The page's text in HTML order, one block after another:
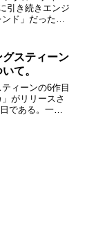
引き続きエンジ
ド」だったの
インしてい
スティーン
て。
ィーンの6作目
がリリースさ
である。一言